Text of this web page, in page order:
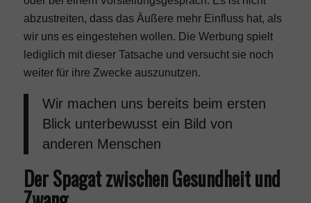
abzustreiten, dass das Äußere mehr Einfluss hat, als
wir uns es eingestehen wollen. Die Werbung spielt
lediglich mit dieser Tatsache und versucht sie noch
weiter für ihre Zwecke auszunutzen.
Wir machen uns bereits beim ersten
Blick unterbewusst ein Bild von
anderen Menschen
Der Spagat zwischen Gesundheit und